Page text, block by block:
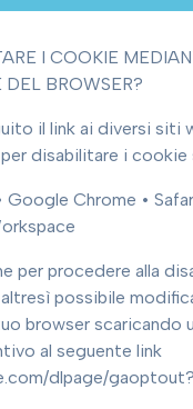
I COOKIE
BROWSER?
il link ai diversi siti
disabilitare i cookie
Google Chrome •
per procedere alla
possibile
browser scaricando
al seguente link
dlpage/